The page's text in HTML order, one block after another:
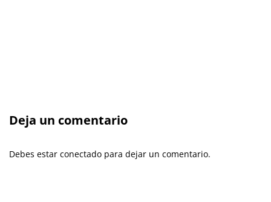
Deja un comentario
Debes estar conectado para dejar un comentario.